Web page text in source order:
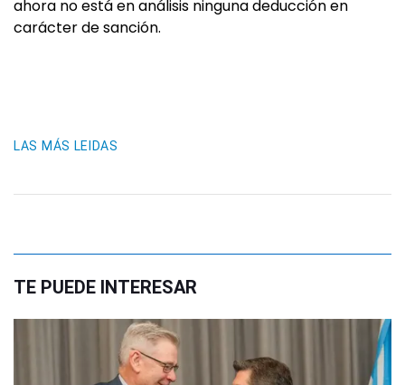
ahora no está en análisis ninguna deducción en
carácter de sanción.
LAS MÁS LEIDAS
TE PUEDE INTERESAR